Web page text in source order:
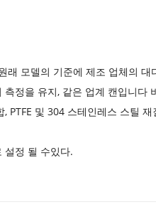
래 모델의 기준에 제조 업체의
정을 유지, 같은 업계 캔입니다
PTFE 및 304 스테인레스 스틸
설정 될 수있다.